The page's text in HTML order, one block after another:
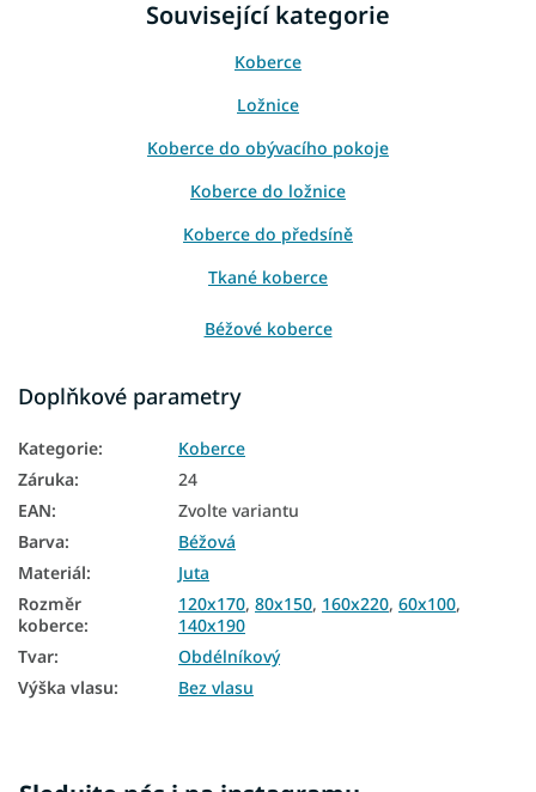
Související kategorie
Koberce
Ložnice
Koberce do obývacího pokoje
Koberce do ložnice
Koberce do předsíně
Tkané koberce
Béžové koberce
Koberce 80x150
Koberce 120x170
Koberce 140x190
Koberce 160x220
Koberce 200x290
Doplňkové parametry
Kategorie:
Koberce
Záruka:
24
EAN:
Zvolte variantu
Barva:
Béžová
Materiál:
Juta
Rozměr
koberce:
120x170, 80x150, 160x220, 60x100,
140x190
Tvar:
Obdélníkový
Výška vlasu: Bez vlasu